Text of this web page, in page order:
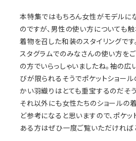
本特集ではもちろん女性がモデルに
のですが、男性の使い方についても
着物を召した和装のスタイリングです
スタグラムでのみなさんの使い方を
の方でいらっしゃいましたね。袖の
びが限られるそうでポケットショー
かい羽織りはとても重宝するのだそう
それ以外にも女性たちのショールの
ど参考になると思いますので、ポケ
ある方はぜひ一度ご覧いただければ